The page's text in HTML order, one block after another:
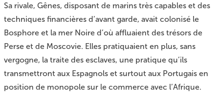
Sa rivale, Gênes, disposant de marins très capables et des
techniques financières d’avant garde, avait colonisé le
Bosphore et la mer Noire d’où affluaient des trésors de
Perse et de Moscovie. Elles pratiquaient en plus, sans
vergogne, la traite des esclaves, une pratique qu’ils
transmettront aux Espagnols et surtout aux Portugais en
position de monopole sur le commerce avec l’Afrique.